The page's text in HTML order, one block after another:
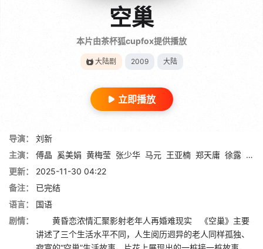
空巢
本片由茶杯狐cupfox提供播放
大陆剧 2009 大陆
立即播放
导演：
刘新
主演：
傅晶 奚美娟 黄梅莹 张少华 马元 王亚楠 郑天庸 徐露 李
更新：
2025-11-30 04:22
备注：
已完结
语言：
国语
剧情：
黄昏恋浓情汇聚影射老年人再婚难现实 《空巢》主要
讲述了三个生活水平不同，人生阅历迥异的老人同样孤独、